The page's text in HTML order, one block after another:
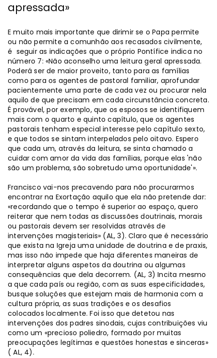
apressada»
E muito mais importante que dirimir se o Papa permite
ou não permite a comunhão aos recasados civilmente,
é seguir as indicações que o próprio Pontífice indica no
número 7: «Não aconselho uma leitura geral apressada.
Poderá ser de maior proveito, tanto para as famílias
como para os agentes de pastoral familiar, aprofundar
pacientemente uma parte de cada vez ou procurar nela
aquilo de que precisam em cada circunstância concreta.
É provável, por exemplo, que os esposos se identifiquem
mais com o quarto e quinto capítulo, que os agentes
pastorais tenham especial interesse pelo capítulo sexto,
e que todos se sintam interpelados pelo oitavo. Espero
que cada um, através da leitura, se sinta chamado a
cuidar com amor da vida das famílias, porque elas 'não
são um problema, são sobretudo uma oportunidade'».
Francisco vai-nos precavendo para não procurarmos
encontrar na Exortação aquilo que ela não pretende dar:
«recordando que o tempo é superior ao espaço, quero
reiterar que nem todas as discussões doutrinais, morais
ou pastorais devem ser resolvidas através de
intervenções magisteriais» (AL, 3). Claro que é necessário
que exista na Igreja uma unidade de doutrina e de praxis,
mas isso não impede que haja diferentes maneiras de
interpretar alguns aspetos da doutrina ou algumas
consequências que dela decorrem. (AL, 3) Incita mesmo
a que cada país ou região, com as suas especificidades,
busque soluções que estejam mais de harmonia com a
cultura própria, as suas tradições e os desafios
colocados localmente. Foi isso que detetou nas
intervenções dos padres sinodais, cujas contribuições viu
como um «precioso poliedro, formado por muitas
preocupações legítimas e questões honestas e sinceras»
( AL, 4).